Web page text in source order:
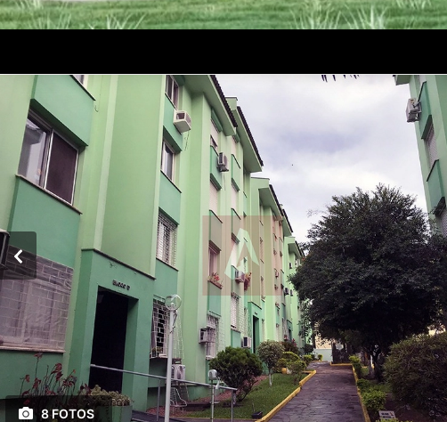
8 FOTOS